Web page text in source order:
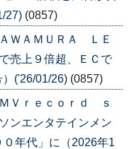
27) (0857)
ＷＡＭＵＲＡ ＬＥ
売上９倍超、ＥＣで
('26/01/26) (0857)
Ｖｒｅｃｏｒｄ ｓ
エンタテインメン
０年代」に（2026年1